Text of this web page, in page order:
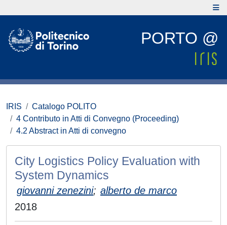
PORTO @
IRIS
Catalogo POLITO
4 Contributo in Atti di Convegno (Proceeding)
4.2 Abstract in Atti di convegno
City Logistics Policy Evaluation with
System Dynamics
giovanni zenezini; alberto de marco
2018